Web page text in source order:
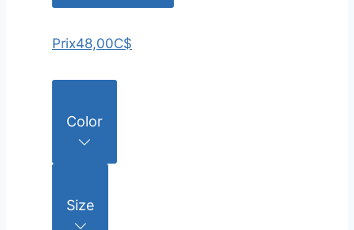
Prix48,00C$
Color
Size